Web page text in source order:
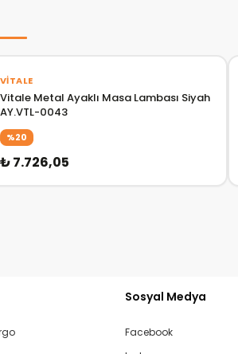
VITALE
Vitale Metal Ayaklı Masa Lambası Siyah
AY.VTL-0043
%20
₺ 7.726,05
Sosyal Medya
Facebook